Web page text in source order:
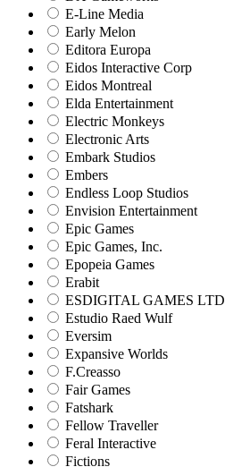
E-Line Media
Early Melon
Editora Europa
Eidos Interactive Corp
Eidos Montreal
Elda Entertainment
Electric Monkeys
Electronic Arts
Embark Studios
Embers
Endless Loop Studios
Envision Entertainment
Epic Games
Epic Games, Inc.
Epopeia Games
Erabit
ESDIGITAL GAMES LTD
Estudio Raed Wulf
Eversim
Expansive Worlds
F.Creasso
Fair Games
Fatshark
Fellow Traveller
Feral Interactive
Fictions